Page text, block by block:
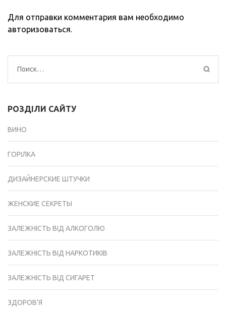
Для отправки комментария вам необходимо
авторизоваться.
Найти:
РОЗДІЛИ САЙТУ
ВИНО
ГОРІЛКА
ДИЗАЙНЕРСКИЕ ШТУЧКИ
ЖЕНСКИЕ СЕКРЕТЫ
ЗАЛЕЖНІСТЬ ВІД АЛКОГОЛЮ
ЗАЛЕЖНІСТЬ ВІД НАРКОТИКІВ
ЗАЛЕЖНІСТЬ ВІД СИГАРЕТ
ЗДОРОВ'Я